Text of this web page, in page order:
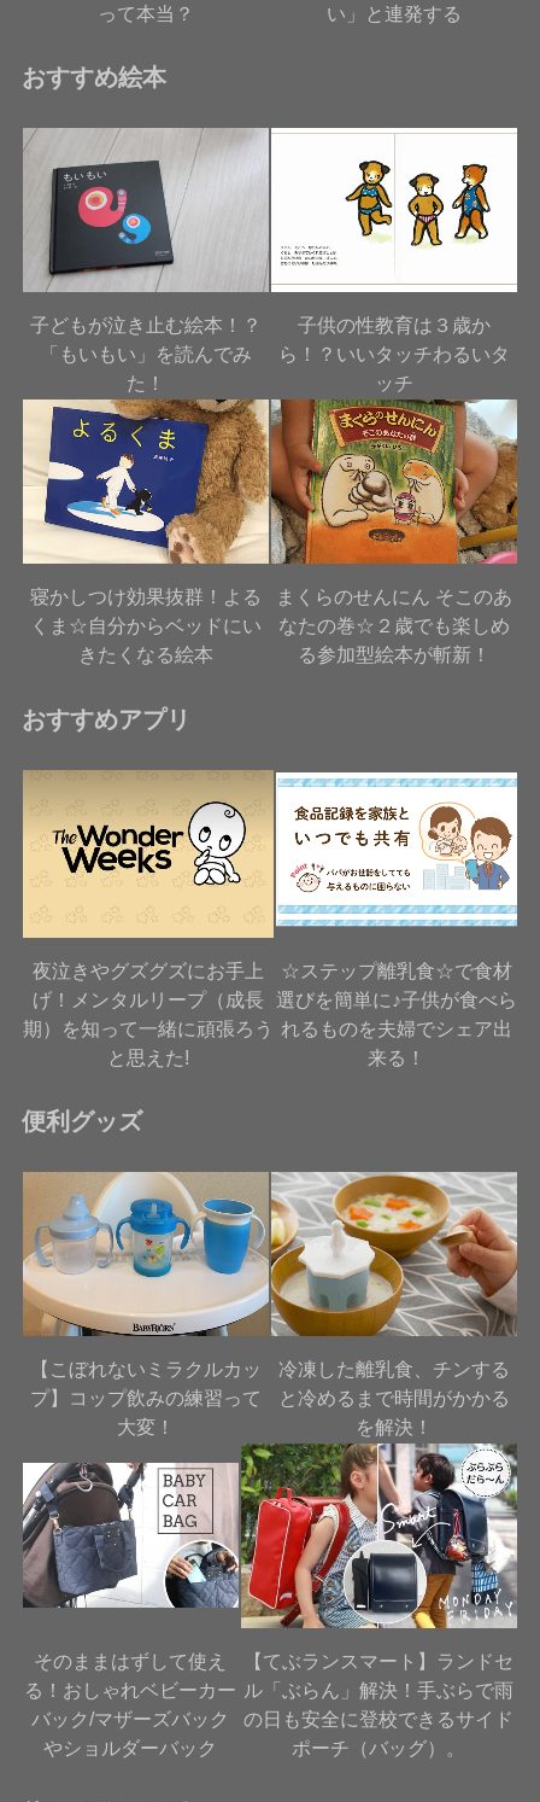
って本当？
い」と連発する
おすすめ絵本
子どもが泣き止む絵本！？
「もいもい」を読んでみ
た！
子供の性教育は３歳か
ら！？いいタッチわるいタ
ッチ
寝かしつけ効果抜群！よる
くま☆自分からベッドにい
きたくなる絵本
まくらのせんにん そこのあ
なたの巻☆２歳でも楽しめ
る参加型絵本が斬新！
おすすめアプリ
夜泣きやグズグズにお手上
げ！メンタルリープ（成長
期）を知って一緒に頑張ろう
と思えた!
☆ステップ離乳食☆で食材
選びを簡単に♪子供が食べら
れるものを夫婦でシェア出
来る！
便利グッズ
【こぼれないミラクルカッ
プ】コップ飲みの練習って
大変！
冷凍した離乳食、チンする
と冷めるまで時間がかかる
を解決！
そのままはずして使え
る！おしゃれベビーカー
バック/マザーズバック
やショルダーバック
【てぶランスマート】ランドセ
ル「ぶらん」解決！手ぶらで雨
の日も安全に登校できるサイド
ポーチ（バッグ）。